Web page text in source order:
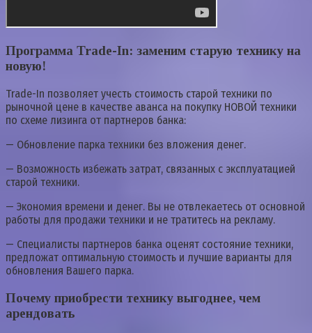
Программа Trade-In: заменим старую технику на
новую!
Trade-In позволяет учесть стоимость старой техники по
рыночной цене в качестве аванса на покупку НОВОЙ техники
по схеме лизинга от партнеров банка:
— Обновление парка техники без вложения денег.
— Возможность избежать затрат, связанных с эксплуатацией
старой техники.
— Экономия времени и денег. Вы не отвлекаетесь от основной
работы для продажи техники и не тратитесь на рекламу.
— Специалисты партнеров банка оценят состояние техники,
предложат оптимальную стоимость и лучшие варианты для
обновления Вашего парка.
Почему приобрести технику выгоднее, чем
арендовать